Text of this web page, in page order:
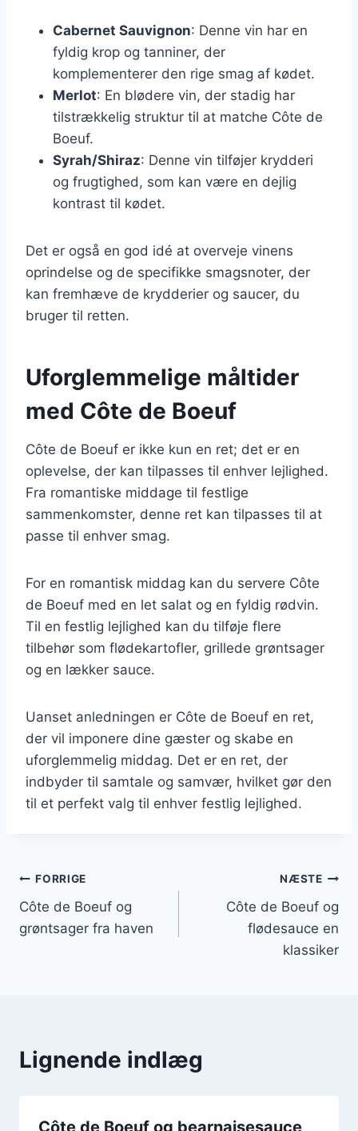
Cabernet Sauvignon: Denne vin har en
fyldig krop og tanniner, der
komplementerer den rige smag af kødet.
Merlot: En blødere vin, der stadig har
tilstrækkelig struktur til at matche Côte de
Boeuf.
Syrah/Shiraz: Denne vin tilføjer krydderi
og frugtighed, som kan være en dejlig
kontrast til kødet.
Det er også en god idé at overveje vinens
oprindelse og de specifikke smagsnoter, der
kan fremhæve de krydderier og saucer, du
bruger til retten.
Uforglemmelige måltider
med Côte de Boeuf
Côte de Boeuf er ikke kun en ret; det er en
oplevelse, der kan tilpasses til enhver lejlighed.
Fra romantiske middage til festlige
sammenkomster, denne ret kan tilpasses til at
passe til enhver smag.
For en romantisk middag kan du servere Côte
de Boeuf med en let salat og en fyldig rødvin.
Til en festlig lejlighed kan du tilføje flere
tilbehør som flødekartofler, grillede grøntsager
og en lækker sauce.
Uanset anledningen er Côte de Boeuf en ret,
der vil imponere dine gæster og skabe en
uforglemmelig middag. Det er en ret, der
indbyder til samtale og samvær, hvilket gør den
til et perfekt valg til enhver festlig lejlighed.
Indlægsnavigation
FORRIGE
Côte de Boeuf og
grøntsager fra haven
NÆSTE
Côte de Boeuf og
flødesauce en
klassiker
Lignende indlæg
Côte de Boeuf og bearnaisesauce